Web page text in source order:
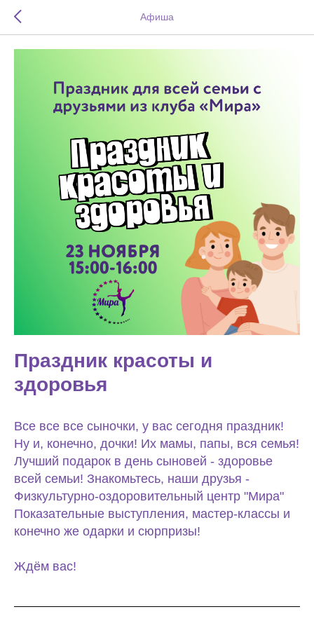
Афиша
Праздник красоты и
здоровья
Все все все сыночки, у вас сегодня праздник!
Ну и, конечно, дочки! Их мамы, папы, вся семья!
Лучший подарок в день сыновей - здоровье
всей семьи! Знакомьтесь, наши друзья -
Физкультурно-оздоровительный центр "Мира"
Показательные выступления, мастер-классы и
конечно же одарки и сюрпризы!
Ждём вас!